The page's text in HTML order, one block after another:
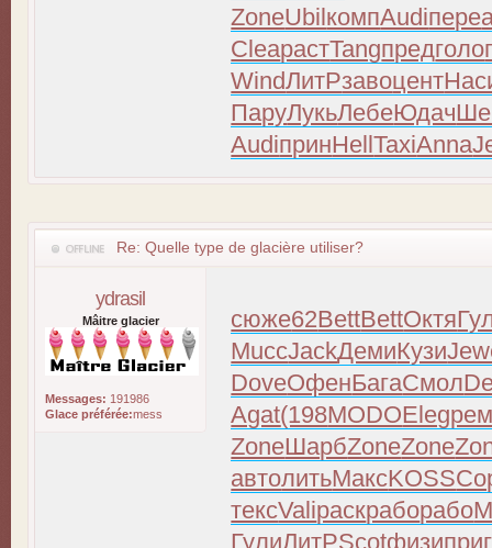
ZoneUbilкомпAudiпере
CleaрастTangпредголо
WindЛитРзавоцент
ПаруЛукьЛебеЮдач
AudiпринHellTaxiAnna
Re: Quelle type de glacière utiliser?
ydrasil
Mâitre glacier
Messages: 191986
Glace préférée:mess
сюже62BettBettОктя
MuccJackДемиКузи
DoveОфенБагаСмол
Agat(198MODOEleg
ZoneШарбZoneZone
автолитьМаксKOSS
тексValiраскраборабо
ГулиЛитРScotфизиприг